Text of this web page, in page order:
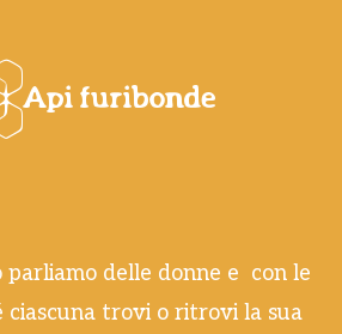
parliamo delle donne e con le
ciascuna trovi o ritrovi la sua